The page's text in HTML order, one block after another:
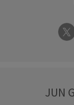
JUN